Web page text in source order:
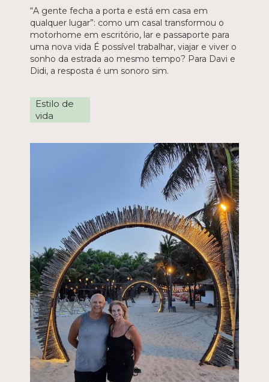
“A gente fecha a porta e está em casa em
qualquer lugar”: como um casal transformou o
motorhome em escritório, lar e passaporte para
uma nova vida É possível trabalhar, viajar e viver o
sonho da estrada ao mesmo tempo? Para Davi e
Didi, a resposta é um sonoro sim.
Estilo de
vida